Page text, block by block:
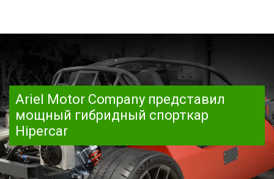
Ariel Motor Company представил
мощный гибридный спорткар
Hipercar